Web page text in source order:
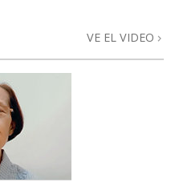
VE EL VIDEO